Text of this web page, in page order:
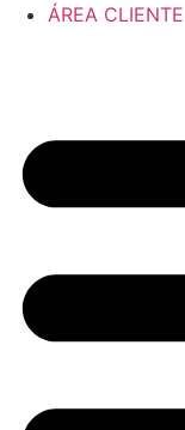
ÁREA CLIENTE